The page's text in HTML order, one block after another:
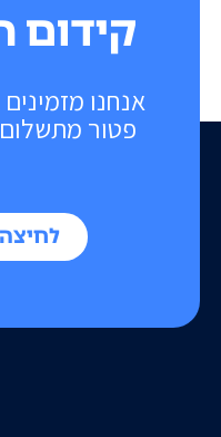
אנחנו
קידום